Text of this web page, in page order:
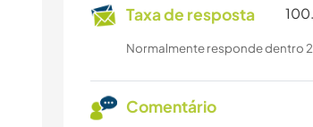
Taxa de resposta
Normalmente responde dentro
Comentário